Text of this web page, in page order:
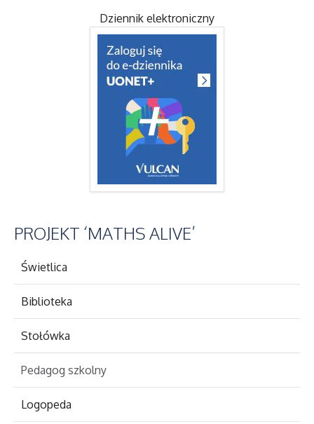
Dziennik elektroniczny
PROJEKT ‘MATHS ALIVE’
Świetlica
Biblioteka
Stołówka
Pedagog szkolny
Logopeda